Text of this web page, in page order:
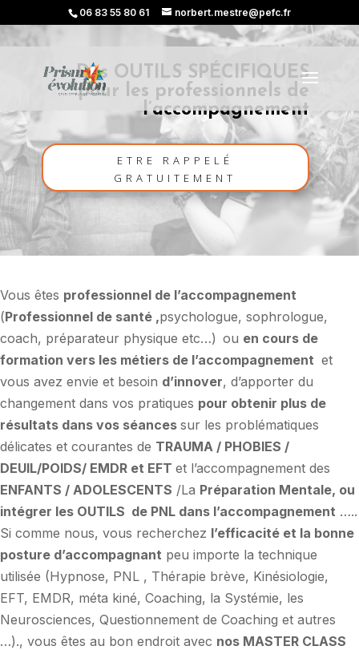
06 83 55 80 61 norbert.mestre@pefc.fr
Des OUTILS SPÉCIFIQUES
pour les professionnels de
l’accompagnement
ETRE RAPPELÉ
GRATUITEMENT
Vous êtes professionnel de l’accompagnement
(Professionnel de santé ,psychologue, sophrologue,
coach, préparateur physique etc…) ou en cours de
formation vers les métiers de l’accompagnement et
vous avez envie et besoin d’innover, d’apporter du
changement dans vos pratiques pour obtenir plus de
résultats dans vos séances sur les problématiques
délicates et courantes de TRAUMA / PHOBIES /
DEUIL/POIDS/ EMDR et EFT et l’accompagnement des
ENFANTS / ADOLESCENTS /La Préparation Mentale, ou
intégrer les OUTILS de PNL dans l’accompagnement …..
Si comme nous, vous recherchez l’efficacité et la bonne
posture d’accompagnant peu importe la technique
utilisée (Hypnose, PNL , Thérapie brève, Kinésiologie,
EFT, EMDR, méta kiné, Coaching, la Systémie, les
Neurosciences, Questionnement de Coaching et autres
…)., vous êtes au bon endroit avec nos MASTER CLASS